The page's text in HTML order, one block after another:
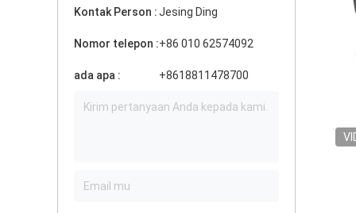
Kontak Person :Jesing Ding
Nomor telepon :+86 010 62574092
ada apa : +8618811478700